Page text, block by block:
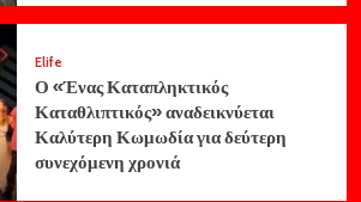
Elife
Ο «Ένας Καταπληκτικός
Καταθλιπτικός» αναδεικνύεται
Καλύτερη Κωμωδία για δεύτερη
συνεχόμενη χρονιά